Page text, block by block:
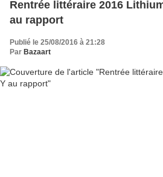
Rentrée littéraire 2016
au rapport
Publié le 25/08/2016 à 21:28
Par Bazaart